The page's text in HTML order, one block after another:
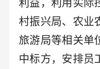
利益，利用实际
村振兴局、农业
旅游局等相关单
中标方，安排员